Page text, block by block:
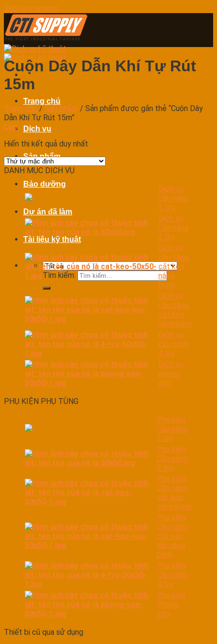
Skip to content
Trang chủ
Dịch vụ
Sản phẩm
Bảo dưỡng
Dự án đã làm
Tài liệu kỹ thuật
Tìm kiếm:
Cuộn Dây Dẫn Khí Tự Rút
15m
Trang chủ / Sản phẩm / Sản phẩm được gắn thẻ “Cuộn Dây
Dẫn Khí Tự Rút 15m”
Lọc
Hiển thị kết quả duy nhất
DANH MỤC DỊCH VỤ
Dịch vụ
cầu nâng
1 trụ
Dịch vụ
cầu nâng
2 trụ
Dịch vụ
cầu nâng
cắt kéo
nâng
bụng
Dịch vụ
cầu nâng
cắt kéo
nâng bánh
Dịch vụ
cầu nâng
4 trụ
Dịch vụ
phòng
sơn
PHỤ KIỆN PHỤ TÙNG
Phụ kiện
Cầu nâng
1 trụ
Phụ kiện
Cầu nâng
2 trụ
Phụ kiện
Cầu nâng
cắt kéo
nâng bụng
Phụ kiện
Cầu nâng
cắt kéo
lớn nâng
bánh
Phụ kiện
Cầu nâng
4 trụ
Phụ kiện
Phòng
sơn
Thiết bị cũ qua sử dụng